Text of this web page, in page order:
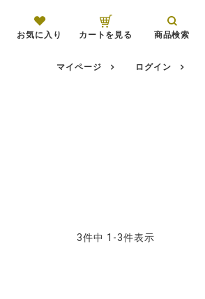
お気に入り カートを見る 商品検索
マイページ ログイン
3件中 1 -3件表示